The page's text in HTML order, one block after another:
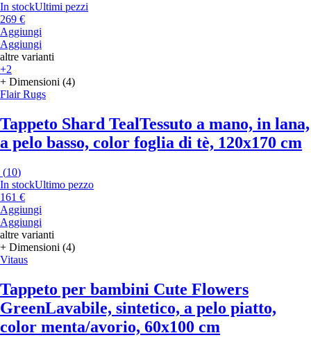
In stockUltimi pezzi
269 €
Aggiungi
Aggiungi
altre varianti
+2
+ Dimensioni (4)
Flair Rugs
Tappeto Shard TealTessuto a mano, in lana,
a pelo basso, color foglia di tè, 120x170 cm
(10)
In stockUltimo pezzo
161 €
Aggiungi
Aggiungi
altre varianti
+ Dimensioni (4)
Vitaus
Tappeto per bambini Cute Flowers
GreenLavabile, sintetico, a pelo piatto,
color menta/avorio, 60x100 cm